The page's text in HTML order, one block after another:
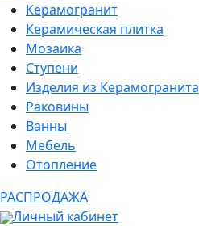
Керамогранит
Керамическая плитка
Мозаика
Ступени
Изделия из Керамогранита
Раковины
Ванны
Мебель
Отопление
РАСПРОДАЖА
Личный кабинет